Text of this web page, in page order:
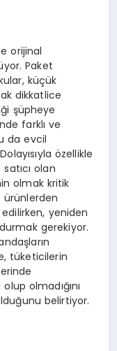
orijinal
Paket
küçük
dikkatlice
şüpheye
farklı ve
da evcil
özellikle
olan
olmak kritik
ürünlerden
yeniden
gerekiyor.
tüketicilerin
olmadığını
belirtiyor.